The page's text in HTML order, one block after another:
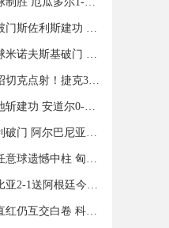
2024年09月11日 欧国联-伊奥尼迪斯破门斯佐利斯建功 爱尔兰0-2希腊
2024年09月11日 欧国联-巴尔迪任意球米诺夫斯基破门 十人北马其顿2-0亚美尼亚
2024年09月11日 欧国联-舒尔茨双响绍切克点射！捷克3-2险胜乌克兰
2024年09月11日 欧国联-卡门祖利贴地斩建功 安道尔0-1马耳他
2024年09月11日 欧国联-科科拉什维利破门 阿尔巴尼亚0-1格鲁吉亚
2024年09月11日 欧国联-索博斯洛伊任意球遗憾中柱 匈牙利0-0战平波黑
2024年09月11日 复仇！世预赛-哥伦比亚2-1送阿根廷今年首败 J罗传射奥塔门迪送点
2024年09月11日 世预赛-苏拉卡开局直红仍互交白卷 科威特0-0伊拉克